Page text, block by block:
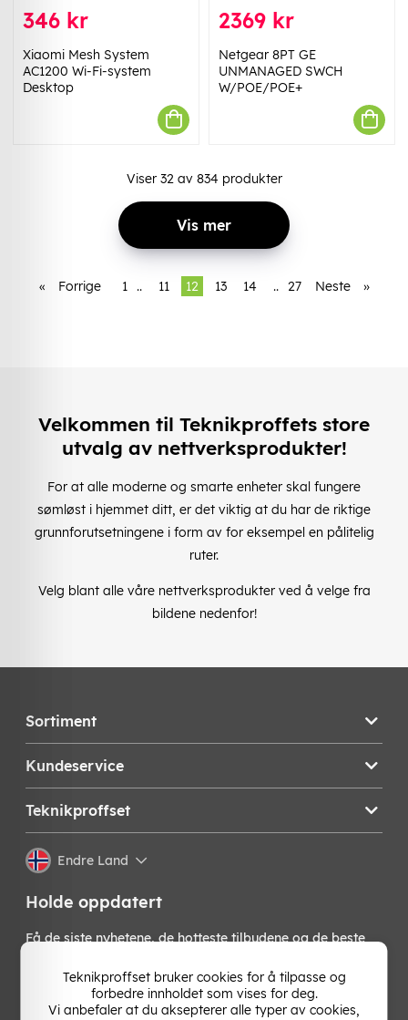
346 kr
Xiaomi Mesh System
AC1200 Wi-Fi-system
Desktop
2369 kr
Netgear 8PT GE
UNMANAGED SWCH
W/POE/POE+
Viser 32av 834 produkter
Vis mer
« Forrige 1 .. 11 12 13 14 .. 27 Neste »
Velkommen til Teknikproffets store
utvalg av nettverksprodukter!
For at alle moderne og smarte enheter skal fungere
sømløst i hjemmet ditt, er det viktig at du har de riktige
grunnforutsetningene i form av for eksempel en pålitelig
ruter.
Velg blant alle våre nettverksprodukter ved å velge fra
bildene nedenfor!
Sortiment
Kundeservice
Teknikproffset
Endre Land
Holde oppdatert
Få de siste nyhetene, de hotteste tilbudene og de beste
nyhetsbrev!
OK
Teknikproffset bruker cookies for å tilpasse og
forbedre innholdet som vises for deg.
Vi anbefaler at du aksepterer alle typer av cookies,